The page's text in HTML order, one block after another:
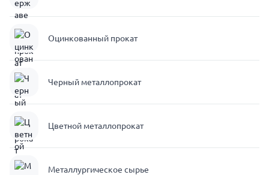
Оцинкованный прокат
Черный металлопрокат
Цветной металлопрокат
Металлургическое сырье